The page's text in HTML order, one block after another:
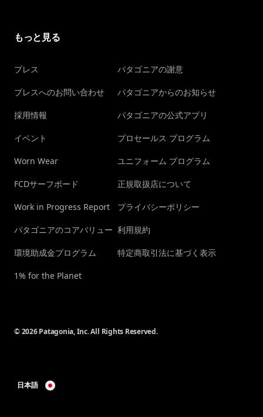
もっと見る
プレス
プレスへのお問い合わせ
採用情報
イベント
Worn Wear
FCDサーフボード
Work in Progress Report
パタゴニアのコアバリュー
環境助成金プログラム
1% for the Planet
パタゴニアの謝意
パタゴニアからのお知らせ
パタゴニアの公式アプリ
プロセールス プログラム
ユニフォーム プログラム
正規取扱店について
プライバシーポリシー
利用規約
特定商取引法に基づく表示
© 2026 Patagonia, Inc. All Rights Reserved.
日本語